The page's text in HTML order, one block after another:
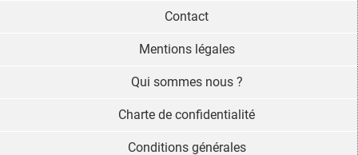
Contact
Mentions légales
Qui sommes nous ?
Charte de confidentialité
Conditions générales